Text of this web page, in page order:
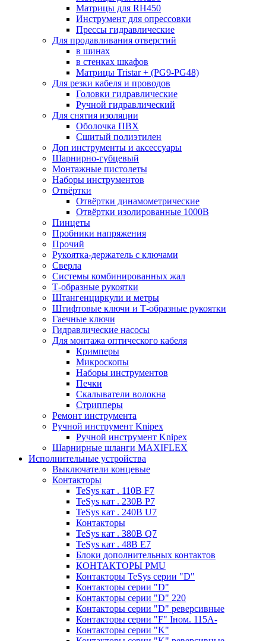
Матрицы для RH450
Инструмент для опрессовки
Прессы гидравлические
Для продавливания отверстий
в шинах
в стенках шкафов
Матрицы Tristar + (PG9-PG48)
Для резки кабеля и проводов
Головки гидравлические
Ручной гидравлический
Для снятия изоляции
Оболочка ПВХ
Сшитый полиэтилен
Доп инструменты и аксессуары
Шарнирно-губцевый
Монтажные пистолеты
Наборы инструментов
Отвёртки
Отвёртки динамометрические
Отвёртки изолированные 1000В
Пинцеты
Пробники напряжения
Прочий
Рукоятка-держатель с ключами
Сверла
Системы комбинированных жал
Т-образные рукоятки
Штангенциркули и метры
Штифтовые ключи и Т-образные рукоятки
Гаечные ключи
Гидравлические насосы
Для монтажа оптического кабеля
Кримперы
Микроскопы
Наборы инструментов
Печки
Скалыватели волокна
Стрипперы
Ремонт инструмента
Ручной инструмент Knipex
Ручной инструмент Knipex
Шарнирные шланги MAXIFLEX
Исполнительные устройства
Выключатели концевые
Контакторы
TeSys кат . 110В F7
TeSys кат . 230В P7
TeSys кат . 240В U7
Контакторы
TeSys кат . 380В Q7
TeSys кат . 48В E7
Блоки дополнительных контактов
КОНТАКТОРЫ PMU
Контакторы TeSys серии "D"
Контакторы серии "D"
Контакторы серии "D" 220
Контакторы серии "D" реверсивные
Контакторы серии "F" Iном. 115А-
Контакторы серии "K"